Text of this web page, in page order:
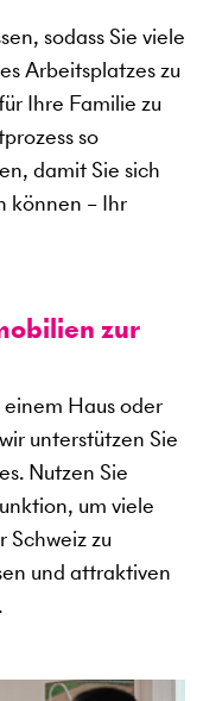
sodass Sie viele
Arbeitsplatzes zu
Ihre Familie zu
so
damit Sie sich
können – Ihr
zur
Haus oder
unterstützen Sie
Nutzen Sie
um viele
zu
und attraktiven